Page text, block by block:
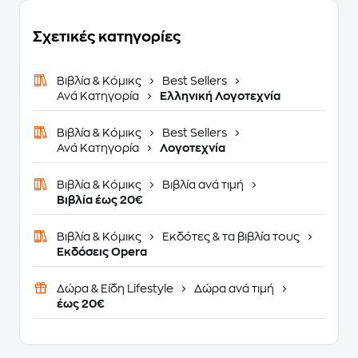
Σχετικές κατηγορίες
Βιβλία & Κόμικς
Best Sellers
Ανά Κατηγορία
Ελληνική Λογοτεχνία
Βιβλία & Κόμικς
Best Sellers
Ανά Κατηγορία
Λογοτεχνία
Βιβλία & Κόμικς
Βιβλία ανά τιμή
Βιβλία έως 20€
Βιβλία & Κόμικς
Εκδότες & τα βιβλία τους
Εκδόσεις Opera
Δώρα & Είδη Lifestyle
Δώρα ανά τιμή
έως 20€